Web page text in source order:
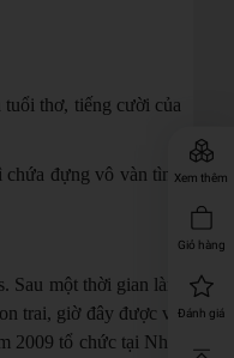
Xem thêm
Giỏ hàng
Đánh giá
thơ, tiếng cười của
chứa đựng vô vàn tình
một thời gian làm
trai, giờ đây được vô
2009 tổ chức tại Nhật